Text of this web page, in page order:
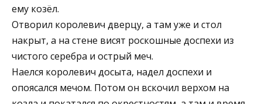
ему козёл.
Отворил королевич дверцу, а там уже и стол
накрыт, а на стене висят роскошные доспехи из
чистого серебра и острый меч.
Наелся королевич досыта, надел доспехи и
опоясался мечом. Потом он вскочил верхом на